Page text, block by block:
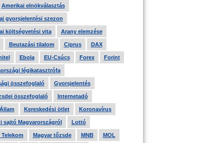
Amerikai elnökválasztás
gyorsjelentési szezon
költségvetési vita Arany elemzése
Beutazási tilalom Ciprus DAX
Ebola EU-Csúcs Forex Forint
légikatasztrófa
összefoglaló Gyorsjelentés
összefoglaló Internetadó
Kereskedési ötlet Koronavírus
sajtó Magyarországról Lottó
Telekom Magyar tőzsde MNB MOL